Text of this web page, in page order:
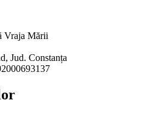
Vraja Mării
Jud. Constanța